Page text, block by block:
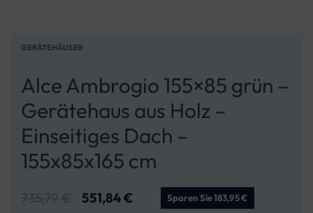
GERÄTEHÄUSER
Alce Ambrogio 155×85 grün –
Gerätehaus aus Holz –
Einseitiges Dach –
155x85x165 cm
735,79€ 551,84€ Sparen Sie 183,95 €